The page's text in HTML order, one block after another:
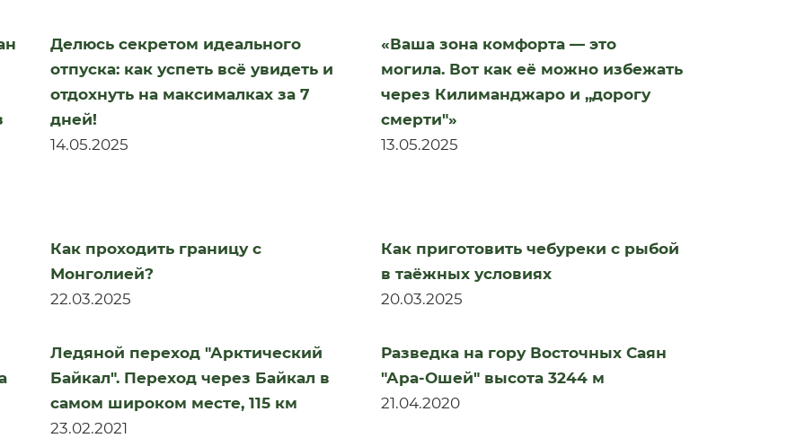
14.05.2025
Делюсь секретом идеального
отпуска:⁣⁣ как успеть всё увидеть и
отдохнуть на максималках за 7
дней!
13.05.2025
«Ваша зона комфорта — это
могила. Вот как её можно избежать
через Килиманджаро и „дорогу
смерти"»
22.03.2025
Как проходить границу с
Монголией?
20.03.2025
Как приготовить чебуреки с рыбой
в таёжных условиях
23.02.2021
Ледяной переход "Арктический
Байкал". Переход через Байкал в
самом широком месте, 115 км
21.04.2020
Разведка на гору Восточных Саян
"Ара-Ошей" высота 3244 м